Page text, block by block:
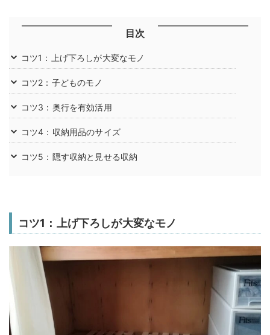
目次
コツ1：上げ下ろしが大変なモノ
コツ2：子どものモノ
コツ3：奥行を有効活用
コツ4：収納用品のサイズ
コツ5：隠す収納と見せる収納
コツ1：上げ下ろしが大変なモノ